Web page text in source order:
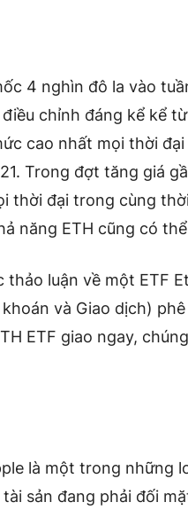
4 nghìn đô la vào
chỉnh đáng kể kể
cao nhất mọi thời
Trong đợt tăng giá
thời đại trong cùng
năng ETH cũng có
thảo luận về một ETF
và Giao dịch)
ETF giao ngay,
là một trong những
sản đang phải đối